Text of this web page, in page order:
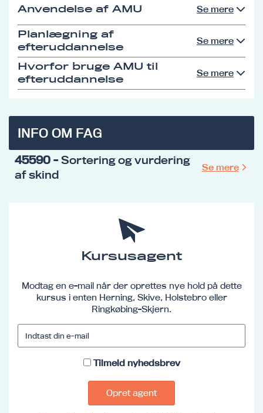
Anvendelse af AMU Se mere
Planlægning af
efteruddannelse
Se mere
Hvorfor bruge AMU til
efteruddannelse
Se mere
INFO OM FAG
45590 - Sortering og vurdering
af skind
Se mere
Kursusagent
Modtag en e-mail når der oprettes nye hold på dette
kursus i enten Herning, Skive, Holstebro eller
Ringkøbing-Skjern.
Tilmeld nyhedsbrev
Opret agent